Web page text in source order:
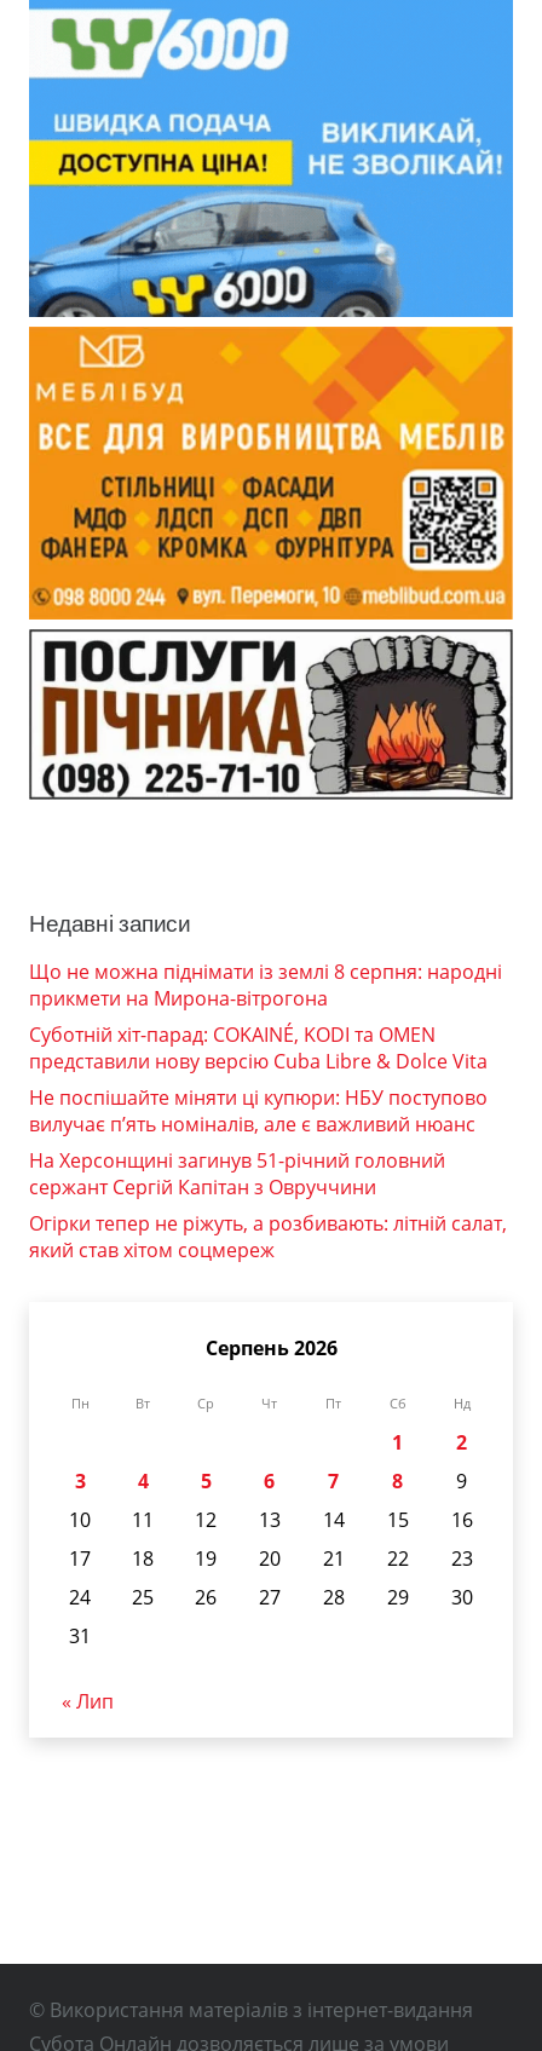
Недавні записи
Що не можна піднімати із землі 8 серпня: народні
прикмети на Мирона-вітрогона
Суботній хіт-парад: COKAINÉ, KODI та OMEN
представили нову версію Cuba Libre & Dolce Vita
Не поспішайте міняти ці купюри: НБУ поступово
вилучає п’ять номіналів, але є важливий нюанс
На Херсонщині загинув 51-річний головний
сержант Сергій Капітан з Овруччини
Огірки тепер не ріжуть, а розбивають: літній салат,
який став хітом соцмереж
Серпень 2026
Пн Вт Ср Чт Пт Сб Нд
1
2
3
4 5 6 7 8
9
10
11 12 13 14 15
16
17
18 19 20 21 22
23
24
25 26 27 28 29
30
31
« Лип
© Використання матеріалів з інтернет-видання
Субота Онлайн дозволяється лише за умови